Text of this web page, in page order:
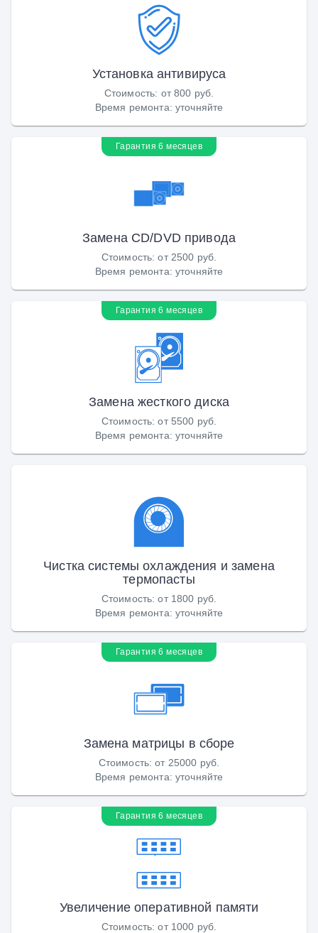
Установка антивируса
Стоимость: от 800 руб.
Время ремонта: уточняйте
Гарантия 6 месяцев
Замена CD/DVD привода
Стоимость:от 2500 руб.
Время ремонта: уточняйте
Гарантия 6 месяцев
Замена жесткого диска
Стоимость:от 5500 руб.
Время ремонта: уточняйте
Чистка системы охлаждения и замена
термопасты
Стоимость:от 1800 руб.
Время ремонта: уточняйте
Гарантия 6 месяцев
Замена матрицы в сборе
Стоимость:от 25000 руб.
Время ремонта: уточняйте
Гарантия 6 месяцев
Увеличение оперативной памяти
Стоимость:от 1000 руб.